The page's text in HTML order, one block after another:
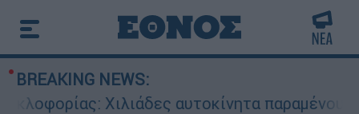
BREAKING NEWS:
Χιλιάδες αυτοκίνητα παραμένουν